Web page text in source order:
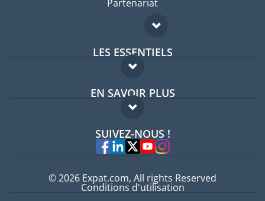
Partenariat
LES ESSENTIELS
Forum expatriés
Guides pays
EN SAVOIR PLUS
FAQ
Experts
SUIVEZ-NOUS !
© 2026 Expat.com, All rights Reserved
Conditions d'utilisation